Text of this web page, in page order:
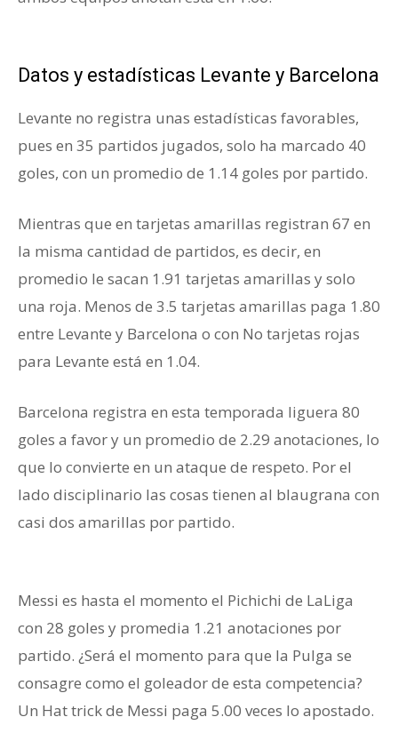
Datos y estadísticas Levante y Barcelona
Levante no registra unas estadísticas favorables,
pues en 35 partidos jugados, solo ha marcado 40
goles, con un promedio de 1.14 goles por partido.
Mientras que en tarjetas amarillas registran 67 en
la misma cantidad de partidos, es decir, en
promedio le sacan 1.91 tarjetas amarillas y solo
una roja. Menos de 3.5 tarjetas amarillas paga 1.80
entre Levante y Barcelona o con No tarjetas rojas
para Levante está en 1.04.
Barcelona registra en esta temporada liguera 80
goles a favor y un promedio de 2.29 anotaciones, lo
que lo convierte en un ataque de respeto. Por el
lado disciplinario las cosas tienen al blaugrana con
casi dos amarillas por partido.
Messi es hasta el momento el Pichichi de LaLiga
con 28 goles y promedia 1.21 anotaciones por
partido. ¿Será el momento para que la Pulga se
consagre como el goleador de esta competencia?
Un Hat trick de Messi paga 5.00 veces lo apostado.